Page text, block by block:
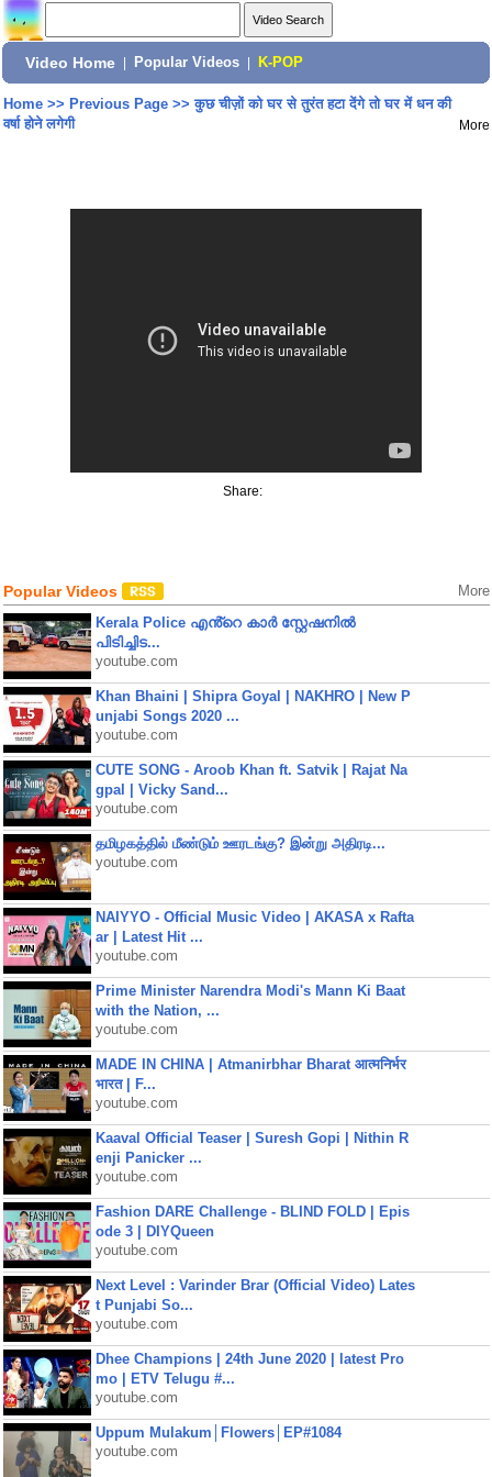
Video Home Popular Videos K-POP
Home>> Previous Page>>कुछ चीज़ों को घर से तुरंत हटा देंगे तो घर में धन की
वर्षा होने लगेगी
More
Share:
Popular Videos More
Kerala Police എൻ്റെ കാർ സ്റ്റേഷനിൽ
പിടിച്ചിട...
youtube.com
Khan Bhaini | Shipra Goyal | NAKHRO | New P
unjabi Songs 2020 ...
youtube.com
CUTE SONG - Aroob Khan ft. Satvik | Rajat Na
gpal | Vicky Sand...
youtube.com
தமிழகத்தில் மீண்டும் ஊரடங்கு? இன்று அதிரடி...
youtube.com
NAIYYO - Official Music Video | AKASA x Rafta
ar | Latest Hit ...
youtube.com
Prime Minister Narendra Modi's Mann Ki Baat
with the Nation, ...
youtube.com
MADE IN CHINA | Atmanirbhar Bharat आत्मनिर्भर
भारत | F...
youtube.com
Kaaval Official Teaser | Suresh Gopi | Nithin R
enji Panicker ...
youtube.com
Fashion DARE Challenge - BLIND FOLD | Epis
ode 3 | DIYQueen
youtube.com
Next Level : Varinder Brar (Official Video) Lates
t Punjabi So...
youtube.com
Dhee Champions | 24th June 2020 | latest Pro
mo | ETV Telugu #...
youtube.com
Uppum Mulakum│Flowers│EP#1084
youtube.com